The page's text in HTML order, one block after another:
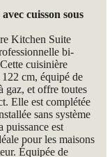
cuisson sous
Kitchen Suite
bi-
cuisinière
cm, équipé de
gaz, et offre toutes
Elle est complétée
sans système
puissance est
pour les maisons
Équipée de